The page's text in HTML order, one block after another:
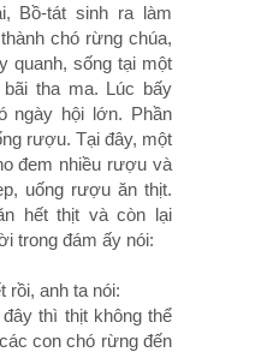
Bồ-tát sinh ra làm
chó rừng chúa,
quanh, sống tại một
tha ma. Lúc bấy
ngày hội lớn. Phần
rượu. Tại đây, một
đem nhiều rượu và
uống rượu ăn thịt.
hết thịt và còn lại
trong đám ấy nói:
rồi, anh ta nói:
thì thịt không thể
con chó rừng đến